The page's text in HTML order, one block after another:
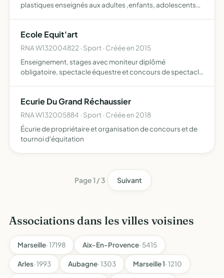
plastiques enseignés aux adultes ,enfants, adolescents
Ecole Equit'art
RNA W132004822 · Sport · Créée en 2015
Enseignement, stages avec moniteur diplômé
obligatoire, spectacle équestre et concours de spectacle
Ecurie Du Grand Réchaussier
RNA W132005884 · Sport · Créée en 2018
Écurie de propriétaire et organisation de concours et de
tournoi d'équitation
Page 1 / 3 Suivant
Associations dans les villes voisines
Marseille· 17198 Aix-En-Provence· 5415
Arles· 1993 Aubagne· 1303 Marseille 1· 1210